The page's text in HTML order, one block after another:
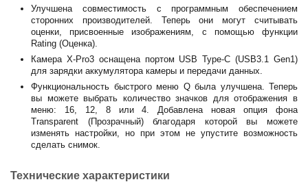
Улучшена совместимость с программным обеспечением
сторонних производителей. Теперь они могут считывать
оценки, присвоенные изображениям, с помощью функции
Rating (Оценка).
Камера X-Pro3 оснащена портом USB Type-C (USB3.1 Gen1)
для зарядки аккумулятора камеры и передачи данных.
Функциональность быстрого меню Q была улучшена. Теперь
вы можете выбрать количество значков для отображения в
меню: 16, 12, 8 или 4. Добавлена новая опция фона
Transparent (Прозрачный) благодаря которой вы можете
изменять настройки, но при этом не упустите возможность
сделать снимок.
Технические характеристики